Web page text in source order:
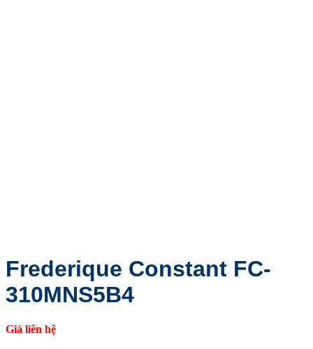
Frederique Constant FC-
310MNS5B4
Giá liên hệ